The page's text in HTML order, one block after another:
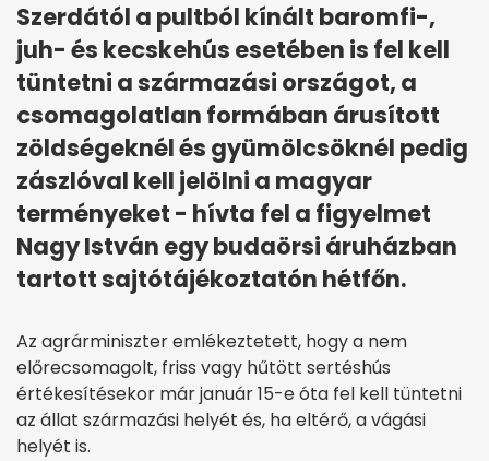
Szerdától a pultból kínált baromfi-,
juh- és kecskehús esetében is fel kell
tüntetni a származási országot, a
csomagolatlan formában árusított
zöldségeknél és gyümölcsöknél pedig
zászlóval kell jelölni a magyar
terményeket - hívta fel a figyelmet
Nagy István egy budaörsi áruházban
tartott sajtótájékoztatón hétfőn.
Az agrárminiszter emlékeztetett, hogy a nem
előrecsomagolt, friss vagy hűtött sertéshús
értékesítésekor már január 15-e óta fel kell tüntetni
az állat származási helyét és, ha eltérő, a vágási
helyét is.